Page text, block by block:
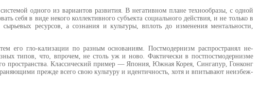
од­ного из вариантов развития. В нега­тивном плане технообразы, с одной
в виде некого коллективного субъекта соци­ального действия, и не только в
ресурсов, а сознания и культуры, вплоть до изменения ментальности,
его гло-кализации по разным основаниям. Постмодернизм распространял не­
типов, что, впрочем, не столь уж и ново. Фактиче­ски в постпостмодернизме
простран­ства. Классический пример — Япония, Южная Корея, Синга­пур, Гонконг
прежде всего свою культуру и идентичность, хотя и впитывают неизбеж­